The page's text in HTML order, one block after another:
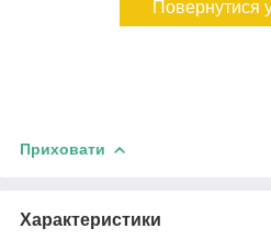
Повернутися
Приховати
Характеристики